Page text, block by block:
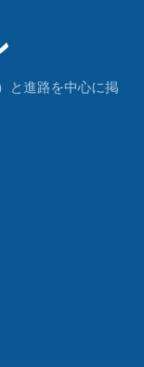
と進路を中心に掲